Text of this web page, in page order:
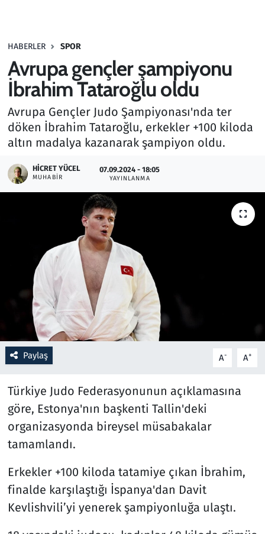
HABERLER SPOR
Avrupa gençler şampiyonu
İbrahim Tataroğlu oldu
Avrupa Gençler Judo Şampiyonası'nda ter
döken İbrahim Tataroğlu, erkekler +100 kiloda
altın madalya kazanarak şampiyon oldu.
HICRET YÜCEL
MUHABIR
07.09.2024 - 18:05
YAYINLANMA
Paylaş A- A+
Türkiye Judo Federasyonunun açıklamasına
göre, Estonya'nın başkenti Tallin'deki
organizasyonda bireysel müsabakalar
tamamlandı.
Erkekler +100 kiloda tatamiye çıkan İbrahim,
finalde karşılaştığı İspanya'dan Davit
Kevlishvili’yi yenerek şampiyonluğa ulaştı.
Haber
Kültür Sanat
Kurumsal Haberler
Lezzet Durağı
Memur ve Kamu
Ramazan
Resmi İlanlar
Rüya Tabirleri
Sağlık
Savunma Sanayi
Seçim 2023
Spor
Teknoloji ve Bilim
Televizyon